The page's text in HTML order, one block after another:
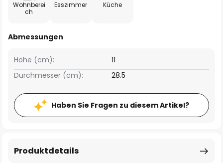
Wohnberei
ch
Esszimmer Küche
Abmessungen
Höhe (cm):
11
Durchmesser (cm):
28.5
Haben Sie Fragen zu diesem Artikel?
Produktdetails